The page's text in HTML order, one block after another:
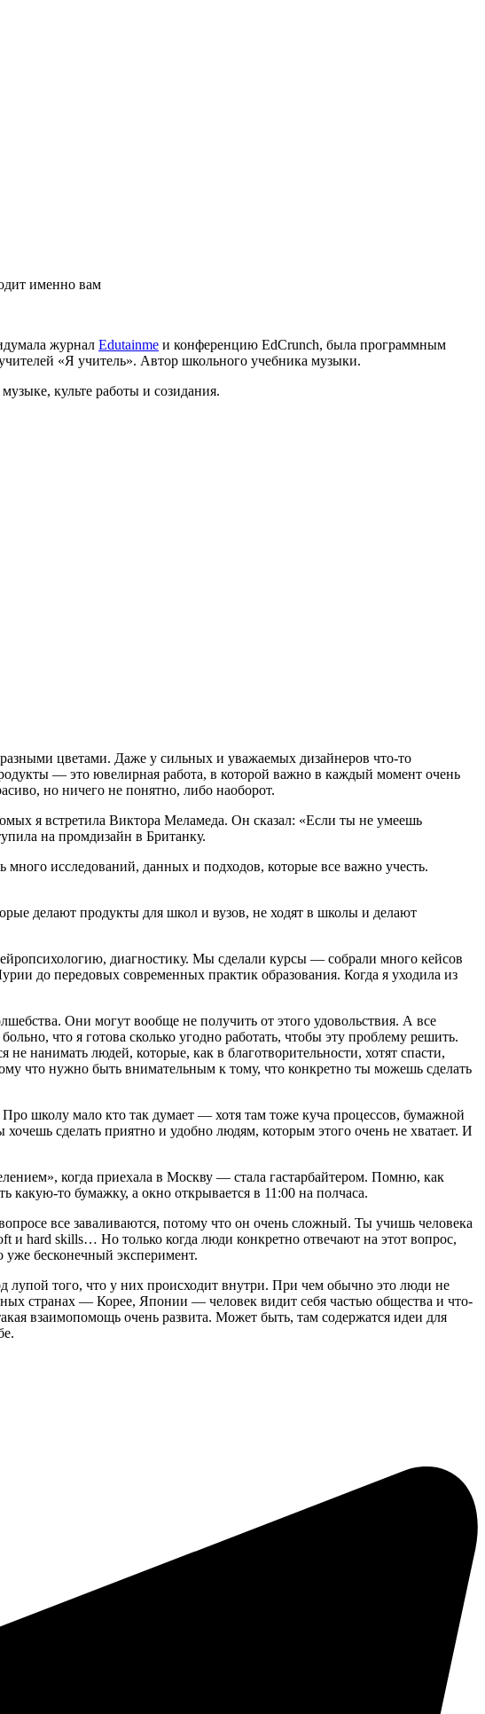
именно вам
журнал Edutainme и конференцию EdCrunch, была программным
«Я учитель». Автор школьного учебника музыки.
культе работы и созидания.
цветами. Даже у сильных и уважаемых дизайнеров что-то
— это ювелирная работа, в которой важно в каждый момент очень
но ничего не понятно, либо наоборот.
я встретила Виктора Меламеда. Он сказал: «Если ты не умеешь
на промдизайн в Британку.
исследований, данных и подходов, которые все важно учесть.
делают продукты для школ и вузов, не ходят в школы и делают
диагностику. Мы сделали курсы — собрали много кейсов
до передовых современных практик образования. Когда я уходила из
Они могут вообще не получить от этого удовольствия. А все
что я готова сколько угодно работать, чтобы эту проблему решить.
нанимать людей, которые, как в благотворительности, хотят спасти,
что нужно быть внимательным к тому, что конкретно ты можешь сделать
школу мало кто так думает — хотя там тоже куча процессов, бумажной
сделать приятно и удобно людям, которым этого очень не хватает. И
когда приехала в Москву — стала гастарбайтером. Помню, как
то бумажку, а окно открывается в 11:00 на полчаса.
все заваливаются, потому что он очень сложный. Ты учишь человека
и hard skills… Но только когда люди конкретно отвечают на этот вопрос,
уже бесконечный эксперимент.
лупой того, что у них происходит внутри. При чем обычно это люди не
странах — Корее, Японии — человек видит себя частью общества и что-
взаимопомощь очень развита. Может быть, там содержатся идеи для